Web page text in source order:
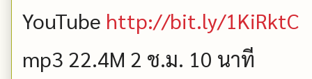
YouTube http://bit.ly/1KiRktC
mp3 22.4M 2 ช.ม. 10 นาที